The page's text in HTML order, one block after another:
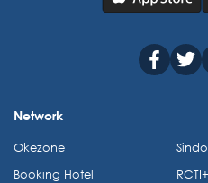
Network
Okezone
Booking Hotel
RCTI+